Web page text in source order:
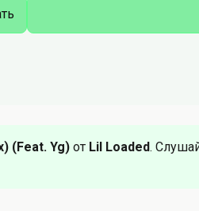
(Feat. Yg) от Lil Loaded.